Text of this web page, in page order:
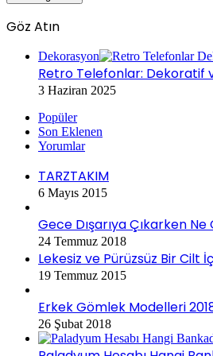
Göz Atın
Dekorasyon
Retro Telefonlar: Dekoratif
3 Haziran 2025
Popüler
Son Eklenen
Yorumlar
TARZTAKIM
6 Mayıs 2015
Gece Dışarıya Çıkarken Ne
24 Temmuz 2018
Lekesiz ve Pürüzsüz Bir Cilt
19 Temmuz 2015
Erkek Gömlek Modelleri
26 Şubat 2018